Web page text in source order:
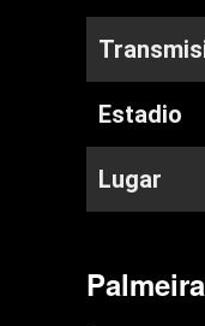
Estadio
Lugar